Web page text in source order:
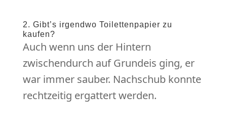
2. Gibt’s irgendwo Toilettenpapier zu
kaufen?
Auch wenn uns der Hintern
zwischendurch auf Grundeis ging, er
war immer sauber. Nachschub konnte
rechtzeitig ergattert werden.